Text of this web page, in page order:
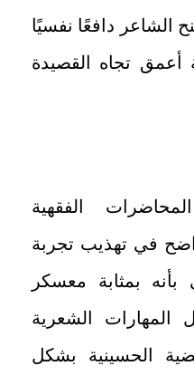
الشاعر دافعًا نفسيًا
أعمق تجاه القصيدة
الفقهية
واضح في تهذيب تجربة
بأنه بمثابة معسكر
الشعرية
الحسينية بشكل